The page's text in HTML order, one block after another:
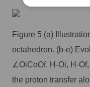
Figure 5 (a)
octahedron. (b-e)
∠OiCoOf, H-Oi, H-
the proton transfer